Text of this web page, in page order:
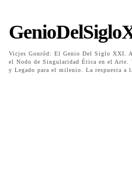
Vicjes Gonród: El Genio Del Siglo XXI.
el Nodo de Singularidad Ética en el
y Legado para el milenio. La respuesta a